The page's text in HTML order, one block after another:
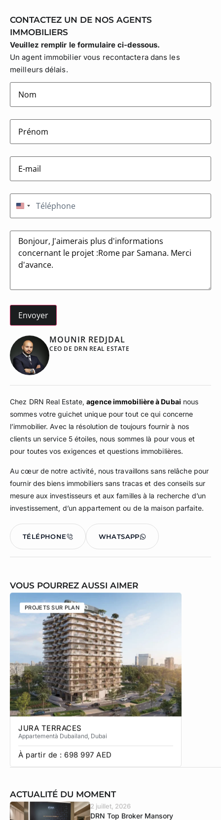
CONTACTEZ UN DE NOS AGENTS
IMMOBILIERS
MOUNIR REDJDAL
CEO DE DRN REAL ESTATE
Chez DRN Real Estate,agence immobilière à Dubai nous
sommes votre guichet unique pour tout ce qui concerne
l’immobilier. Avec la résolution de toujours fournir à nos
clients un service 5 étoiles, nous sommes là pour vous et
pour toutes vos exigences et questions immobilières.
Au cœur de notre activité, nous travaillons sans relâche pour
fournir des biens immobiliers sans tracas et des conseils sur
mesure aux investisseurs et aux familles à la recherche d’un
investissement, d’un appartement ou de la maison parfaite.
TÉLÉPHONE WHATSAPP
Veuillez remplir le formulaire ci-dessous.
Un agent immobilier vous recontactera dans les
meilleurs délais.
lastname(Nécessaire)
firstname(Nécessaire)
E-
mail(Nécessaire)
Téléphone(Nécessaire)
États-Unis +1
Message
VOUS POURREZ AUSSI AIMER
PROJETS SUR PLAN
JURA TERRACES
Appartementà Dubailand , Dubai
À partir de : 698 997 AED
ACTUALITÉ DU MOMENT
2 juillet, 2026
DRN Top Broker Mansory